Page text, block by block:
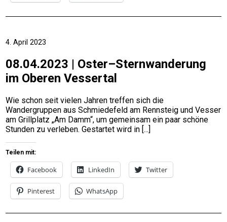
4. April 2023
08.04.2023 | Oster–Sternwanderung
im Oberen Vessertal
Wie schon seit vielen Jahren treffen sich die
Wandergruppen aus Schmiedefeld am Rennsteig und Vesser
am Grillplatz „Am Damm“, um gemeinsam ein paar schöne
Stunden zu verleben. Gestartet wird in
Teilen mit:
Facebook LinkedIn Twitter
Pinterest WhatsApp